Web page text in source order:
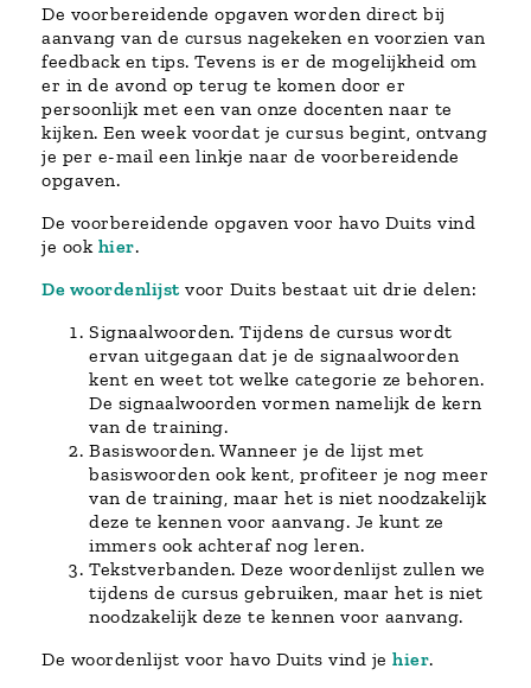
De voorbereidende opgaven worden direct bij
aanvang van de cursus nagekeken en voorzien van
feedback en tips. Tevens is er de mogelijkheid om
er in de avond op terug te komen door er
persoonlijk met een van onze docenten naar te
kijken. Een week voordat je cursus begint, ontvang
je per e-mail een linkje naar de voorbereidende
opgaven.
De voorbereidende opgaven voor havo Duits vind
je ook hier.
De woordenlijst voor Duits bestaat uit drie delen:
Signaalwoorden. Tijdens de cursus wordt
ervan uitgegaan dat je de signaalwoorden
kent en weet tot welke categorie ze behoren.
De signaalwoorden vormen namelijk de kern
van de training.
Basiswoorden. Wanneer je de lijst met
basiswoorden ook kent, profiteer je nog meer
van de training, maar het is niet noodzakelijk
deze te kennen voor aanvang. Je kunt ze
immers ook achteraf nog leren.
Tekstverbanden. Deze woordenlijst zullen we
tijdens de cursus gebruiken, maar het is niet
noodzakelijk deze te kennen voor aanvang.
De woordenlijst voor havo Duits vind je hier.